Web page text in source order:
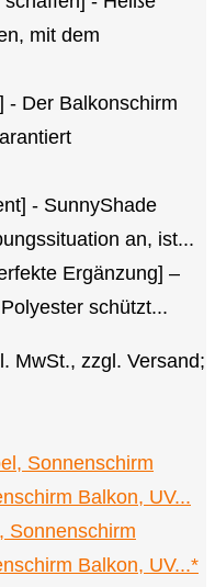
mit dem
- Der Balkonschirm
- SunnyShade
an, ist...
Ergänzung] –
schützt...
MwSt., zzgl. Versand;
Sonnenschirm
Balkon, UV...*